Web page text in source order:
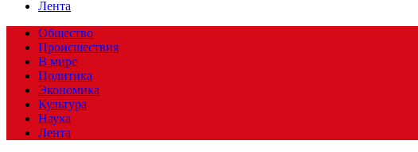
Лента
Общество
Происшествия
В мире
Политика
Экономика
Культура
Наука
Лента